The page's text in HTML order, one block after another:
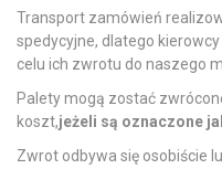
Transport zamówień
spedycyjne, dlatego
celu ich zwrotu do naszego
Palety mogą zostać
koszt,jeżeli są oznaczone
Zwrot odbywa się osobiście